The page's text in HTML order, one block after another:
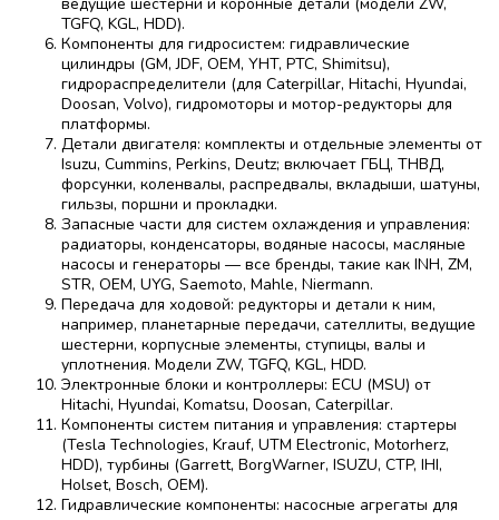
TGFQ, KGL, HDD).
Компоненты для гидросистем: гидравлические
цилиндры (GM, JDF, OEM, YHT, PTC, Shimitsu),
гидрораспределители (для Caterpillar, Hitachi, Hyundai,
Doosan, Volvo), гидромоторы и мотор-редукторы для
платформы.
Детали двигателя: комплекты и отдельные элементы от
Isuzu, Cummins, Perkins, Deutz; включает ГБЦ, ТНВД,
форсунки, коленвалы, распредвалы, вкладыши, шатуны,
гильзы, поршни и прокладки.
Запасные части для систем охлаждения и управления:
радиаторы, конденсаторы, водяные насосы, масляные
насосы и генераторы — все бренды, такие как INH, ZM,
STR, OEM, UYG, Saemoto, Mahle, Niermann.
Передача для ходовой: редукторы и детали к ним,
например, планетарные передачи, сателлиты, ведущие
шестерни, корпусные элементы, ступицы, валы и
уплотнения. Модели ZW, TGFQ, KGL, HDD.
Электронные блоки и контроллеры: ECU (MSU) от
Hitachi, Hyundai, Komatsu, Doosan, Caterpillar.
Компоненты систем питания и управления: стартеры
(Tesla Technologies, Krauf, UTM Electronic, Motorherz,
HDD), турбины (Garrett, BorgWarner, ISUZU, CTP, IHI,
Holset, Bosch, OEM).
Гидравлические компоненты: насосные агрегаты для